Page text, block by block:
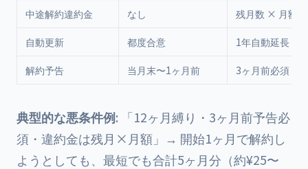
中途解約違約金 なし 残月数 × 月額
自動更新 都度合意 1年自動延長
解約予告 当月末〜1ヶ月前 3ヶ月前必須
典型的な悪条件例: 「12ヶ月縛り・3ヶ月前予告必
須・違約金は残月×月額」→ 開始1ヶ月で解約し
ようとしても、最短でも合計5ヶ月分（約¥25〜